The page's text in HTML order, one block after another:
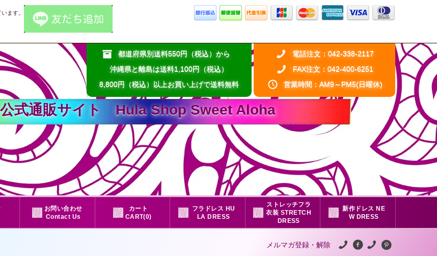
ます。
式通販サイト Hula Shop Sweet Aloha
都道府県別送料550円（税込）から
沖縄県と離島は送料1,100円（税込）
8,800円（税込）以上お買い上げで送料無料
電話注文：042-338-2117
FAX注文：042-400-6251
営業時間：AM9～PM5(日曜休)
お問い合わせ
Contact Us
カート
CART(0)
フラドレス HU
LA DRESS
ストレッチフラ
衣装 STRETCH
DRESS
新作ドレス NE
W DRESS
メルマガ登録・解除